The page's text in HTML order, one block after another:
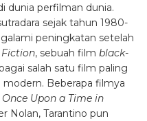
dunia perfilman dunia.
sejak tahun 1980-
peningkatan setelah
Fiction, sebuah film black-
salah satu film paling
Beberapa filmya
Once Upon a Time in
Nolan, Tarantino pun